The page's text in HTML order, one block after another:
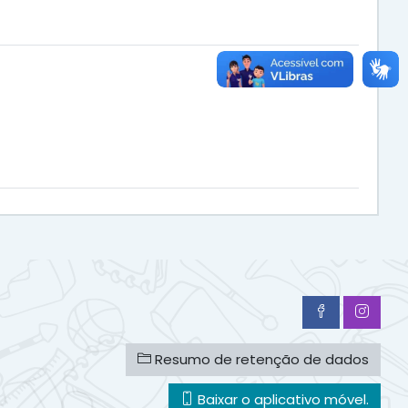
Resumo de retenção de dados
Baixar o aplicativo móvel.